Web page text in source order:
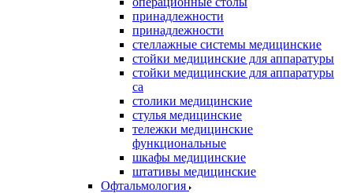
принадлежности
принадлежности
стеллажные системы медицинские
стойки медицинские для аппаратуры
стойки медицинские для аппаратуры
са
столики медицинские
стулья медицинские
тележки медицинские
функциональные
шкафы медицинские
штативы медицинские
Офтальмология